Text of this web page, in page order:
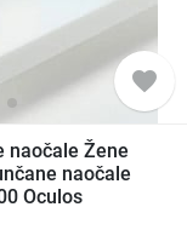
favorite
naočale Žene
naočale
Oculos